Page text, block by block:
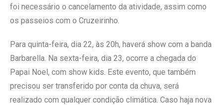
foi necessário o cancelamento da atividade, assim como
os passeios com o Cruzeirinho.
Para quinta-feira, dia 22, às 20h, haverá show com a banda
Barbarella. Na sexta-feira, dia 23, ocorre a chegada do
Papai Noel, com show kids. Este evento, que também
precisou ser transferido por conta da chuva, será
realizado com qualquer condição climática. Caso haja nova